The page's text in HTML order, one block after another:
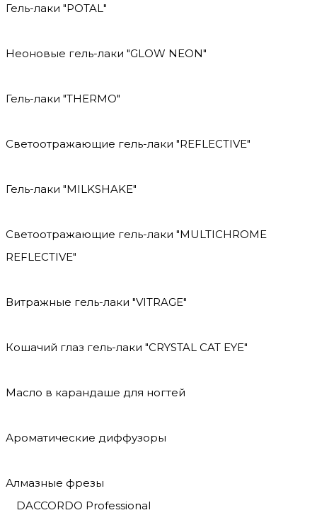
Гель-лаки "POTAL"
Неоновые гель-лаки "GLOW NEON"
Гель-лаки "THERMO"
Светоотражающие гель-лаки "REFLECTIVE"
Гель-лаки "MILKSHAKE"
Светоотражающие гель-лаки "MULTICHROME
REFLECTIVE"
Витражные гель-лаки "VITRAGE"
Кошачий глаз гель-лаки "CRYSTAL CAT EYE"
Масло в карандаше для ногтей
Ароматические диффузоры
Алмазные фрезы
DACCORDO Professional